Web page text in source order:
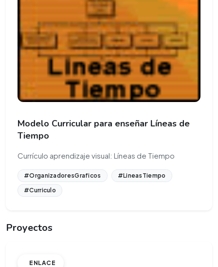
Modelo Curricular para enseñar Líneas de
Tiempo
Currículo aprendizaje visual: Líneas de Tiempo
#OrganizadoresGraficos
#LineasTiempo
#Curriculo
Proyectos
ENLACE